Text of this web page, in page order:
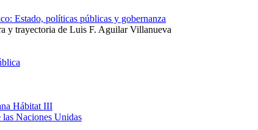
Estado, políticas públicas y gobernanza
y trayectoria de Luis F. Aguilar Villanueva
Hábitat III
Naciones Unidas